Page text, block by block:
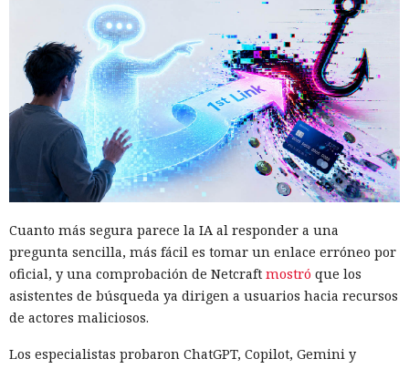
Cuanto más segura parece la IA al responder a una
pregunta sencilla, más fácil es tomar un enlace erróneo por
oficial, y una comprobación de Netcraft mostró que los
asistentes de búsqueda ya dirigen a usuarios hacia recursos
de actores maliciosos.
Los especialistas probaron ChatGPT, Copilot, Gemini y